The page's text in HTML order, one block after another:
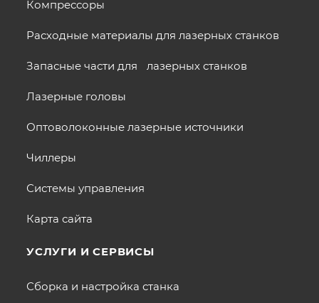
Компрессоры
Расходные материалы для лазерных станков
Запасные части для лазерных станков
Лазерные головы
Оптоволоконные лазерные источники
Чиллеры
Системы управления
Карта сайта
УСЛУГИ И СЕРВИСЫ
Сборка и настройка станка